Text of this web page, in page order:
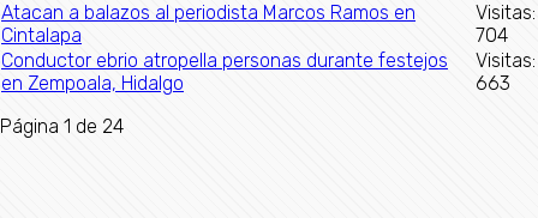
Atacan a balazos al periodista Marcos Ramos en
Cintalapa
Visitas:
704
Conductor ebrio atropella personas durante festejos
en Zempoala, Hidalgo
Visitas:
663
Página 1 de 24